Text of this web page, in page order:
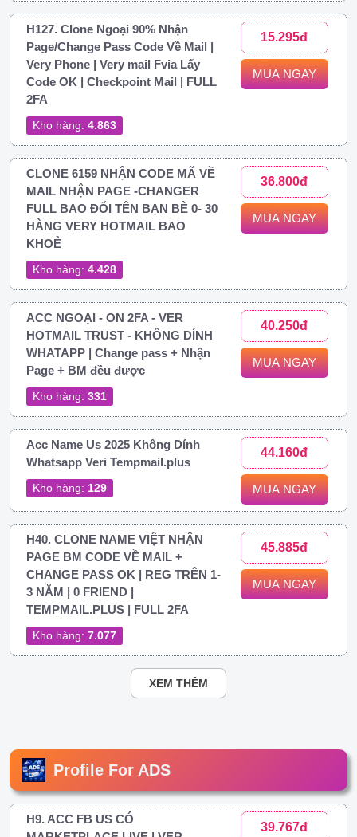
H127. Clone Ngoại 90% Nhận
Page/Change Pass Code Về Mail |
Very Phone | Very mail Fvia Lấy
Code OK | Checkpoint Mail | FULL
2FA
Kho hàng: 4.863
15.295đ
MUA NGAY
CLONE 6159 NHẬN CODE MÃ VỀ
MAIL NHẬN PAGE -CHANGER
FULL BAO ĐỔI TÊN BẠN BÈ 0- 30
HÀNG VERY HOTMAIL BAO
KHOẺ
Kho hàng: 4.428
36.800đ
MUA NGAY
ACC NGOẠI - ON 2FA - VER
HOTMAIL TRUST - KHÔNG DÍNH
WHATAPP | Change pass + Nhận
Page + BM đều được
Kho hàng: 331
40.250đ
MUA NGAY
Acc Name Us 2025 Không Dính
Whatsapp Veri Tempmail.plus
Kho hàng: 129
44.160đ
MUA NGAY
H40. CLONE NAME VIỆT NHẬN
PAGE BM CODE VỀ MAIL +
CHANGE PASS OK | REG TRÊN 1-
3 NĂM | 0 FRIEND |
TEMPMAIL.PLUS | FULL 2FA
Kho hàng: 7.077
45.885đ
MUA NGAY
XEM THÊM
Profile For ADS
H9. ACC FB US CÓ
39.767đ